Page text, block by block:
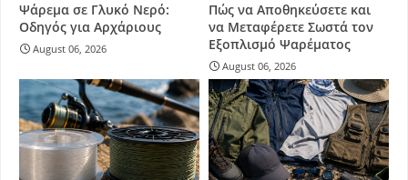
Ψάρεμα σε Γλυκό Νερό:
Οδηγός για Αρχάριους
August 06, 2026
Πώς να Αποθηκεύσετε και
να Μεταφέρετε Σωστά τον
Εξοπλισμό Ψαρέματος
August 06, 2026